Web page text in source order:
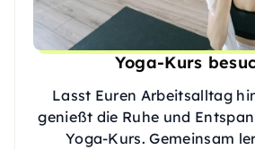
Yoga-Kurs
Lasst Euren Arbeitsalltag
genießt die Ruhe und
Yoga-Kurs. Gemeinsam